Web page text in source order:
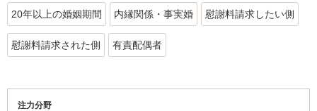
20年以上の婚姻期間 内縁関係・事実婚 慰謝料請求したい側
慰謝料請求された側 有責配偶者
注力分野